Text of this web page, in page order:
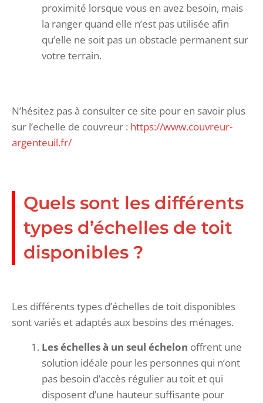
proximité lorsque vous en avez besoin, mais
la ranger quand elle n’est pas utilisée afin
qu’elle ne soit pas un obstacle permanent sur
votre terrain.
N’hésitez pas à consulter ce site pour en savoir plus
sur l’echelle de couvreur : https://www.couvreur-
argenteuil.fr/
Quels sont les différents
types d’échelles de toit
disponibles ?
Les différents types d’échelles de toit disponibles
sont variés et adaptés aux besoins des ménages.
Les échelles à un seul échelon offrent une
solution idéale pour les personnes qui n’ont
pas besoin d’accès régulier au toit et qui
disposent d’une hauteur suffisante pour